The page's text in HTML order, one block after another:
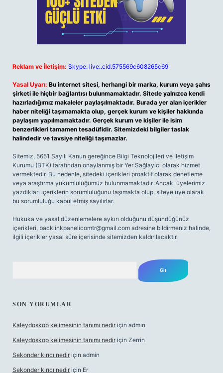
Reklam ve İletişim: Skype: live:.cid.575569c608265c69
Yasal Uyarı: Bu internet sitesi, herhangi bir marka, kurum veya şahıs
şirketi ile hiçbir bağlantısı bulunmamaktadır. Sitede yalnızca kendi
hazırladığımız makaleler paylaşılmaktadır. Burada yer alan içerikler
haber niteliği taşımamakta olup, gerçek kurum ve kişiler hakkında
paylaşım yapılmamaktadır. Gerçek kurum ve kişiler ile isim
benzerlikleri tamamen tesadüfidir. Sitemizdeki bilgiler taslak
halindedir ve tavsiye niteliği taşımazlar.
Sitemiz, 5651 Sayılı Kanun gereğince Bilgi Teknolojileri ve İletişim
Kurumu (BTK) tarafından onaylanmış bir Yer Sağlayıcı olarak hizmet
vermektedir. Bu nedenle, sitedeki içerikleri proaktif olarak denetleme
veya araştırma yükümlülüğümüz bulunmamaktadır. Ancak, üyelerimiz
yazdıkları içeriklerin sorumluluğunu taşımakta olup, siteye üye olarak
bu sorumluluğu kabul etmiş sayılırlar.
Hukuka ve yasal düzenlemelere aykırı olduğunu düşündüğünüz
içerikleri, backlinkpanelicomtr@gmail.com adresine bildirmeniz halinde,
ilgili içerikler yasal süre içerisinde sitemizden kaldırılacaktır.
SON YORUMLAR
Kaleydoskop kelimesinin tanımı nedir için admin
Kaleydoskop kelimesinin tanımı nedir için Zerrin
Sekonder kırıcı nedir için admin
Sekonder kırıcı nedir için Er